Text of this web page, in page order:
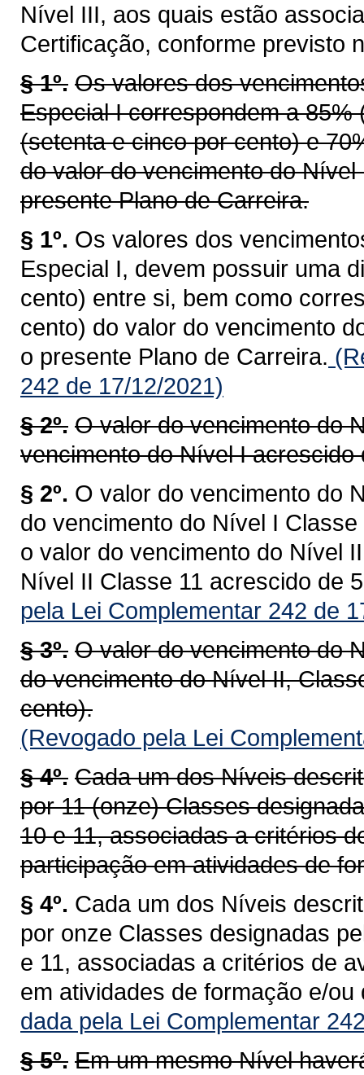
Nível III, aos quais estão
Certificação, conforme previsto
§ 1º. Os valores dos
Especial I correspondem a
(setenta e cinco por cento) e
do valor do vencimento do
presente Plano de Carreira.
§ 1º. Os valores dos
Especial I, devem possuir uma
cento) entre si, bem como
cento) do valor do vencimento
o presente Plano de Carreira.
242 de 17/12/2021)
§ 2º. O valor do vencimento do
vencimento do Nível I
§ 2º. O valor do vencimento do
do vencimento do Nível I
o valor do vencimento do Nível
Nível II Classe 11 acrescido de
pela Lei Complementar 242 de
§ 3º. O valor do vencimento do
do vencimento do Nível II,
cento).
(Revogado pela Lei
§ 4º. Cada um dos Níveis
por 11 (onze) Classes
10 e 11, associadas a critérios
participação em atividades de
§ 4º. Cada um dos Níveis
por onze Classes designadas
e 11, associadas a critérios de
em atividades de formação e/
dada pela Lei Complementar
§ 5º. Em um mesmo Nível